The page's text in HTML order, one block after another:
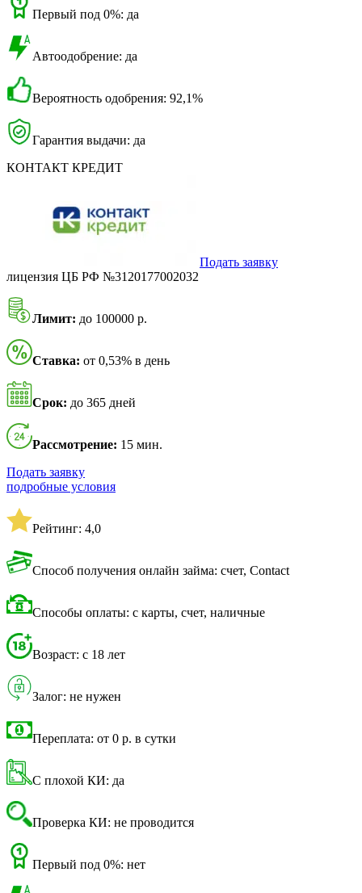
Первый под 0%: да
Автоодобрение: да
Вероятность одобрения: 92,1%
Гарантия выдачи: да
КОНТАКТ КРЕДИТ
Подать заявку
лицензия ЦБ РФ №3120177002032
Лимит: до 100000 р.
Ставка: от 0,53% в день
Срок: до 365 дней
Рассмотрение: 15 мин.
Подать заявку
подробные условия
Рейтинг: 4,0
Способ получения онлайн займа: счет, Contact
Способы оплаты: с карты, счет, наличные
Возраст: с 18 лет
Залог: не нужен
Переплата: от 0 р. в сутки
С плохой КИ: да
Проверка КИ: не проводится
Первый под 0%: нет